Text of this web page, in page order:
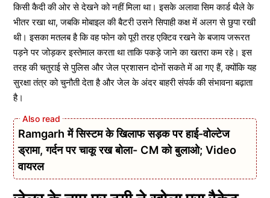
किसी कैदी की ओर से देखने को नहीं मिला था। इसके अलावा सिम कार्ड थैले के
भीतर रखा था, जबकि मोबाइल की बैटरी उसने सिपाही कक्ष में अलग से छुपा रखी
थी। इसका मतलब है कि वह फोन को पूरी तरह एक्टिव रखने के बजाय जरूरत
पड़ने पर जोड़कर इस्तेमाल करता था ताकि पकड़े जाने का खतरा कम रहे। इस
तरह की चतुराई से पुलिस और जेल प्रशासन दोनों सकते में आ गए हैं, क्योंकि यह
सुरक्षा तंत्र को चुनौती देता है और जेल के अंदर बाहरी संपर्क की संभावना बढ़ाता
है।
Ramgarh में सिस्टम के खिलाफ सड़क पर हाई-वोल्टेज
ड्रामा, गर्दन पर चाकू रख बोला- CM को बुलाओ; Video
वायरल